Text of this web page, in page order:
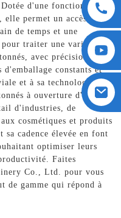
d'une fonction
permet un accès rapide
de temps et une
traiter une variété de
avec précision et
constants et
et à sa technologie de
à ouverture d'une
d'industries, de
cosmétiques et produits
sa cadence élevée en font
optimiser leurs
Faites
Co., Ltd. pour vous
de gamme qui répond à